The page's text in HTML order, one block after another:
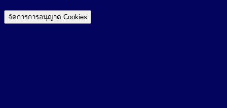
จัดการการอนุญาต Cookies